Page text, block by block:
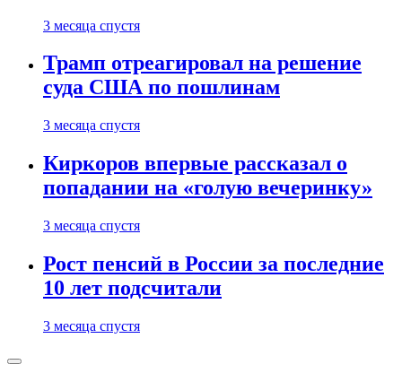
3 месяца спустя
Трамп отреагировал на решение
суда США по пошлинам
3 месяца спустя
Киркоров впервые рассказал о
попадании на «голую вечеринку»
3 месяца спустя
Рост пенсий в России за последние
10 лет подсчитали
3 месяца спустя